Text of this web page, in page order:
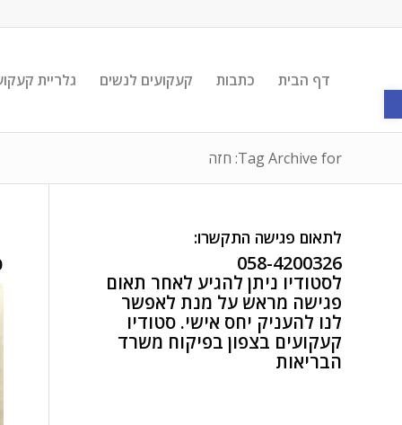
פתח סרגל נגישותדף הבית כתבות קעקועים לנשים גלריית
Tag Archive for: חזה
לתאום פגישה התקשרו:
058-4200326
לסטודיו ניתן להגיע לאחר תאום
פגישה מראש על מנת לאפשר
לנו להעניק יחס אישי. סטודיו
קעקועים בצפון בפיקוח משרד
הבריאות